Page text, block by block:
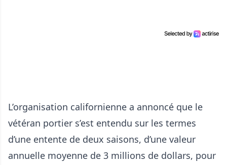
L’organisation californienne a annoncé que le
vétéran portier s’est entendu sur les termes
d’une entente de deux saisons, d’une valeur
annuelle moyenne de 3 millions de dollars, pour